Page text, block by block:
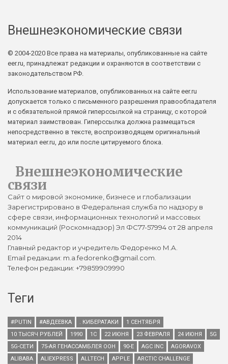
Внешнеэкономические связи
© 2004-2020 Все права на материалы, опубликованные на сайте
eer.ru, принадлежат редакции и охраняются в соответствии с
законодательством РФ.
Использование материалов, опубликованных на сайте eer.ru
допускается только с письменного разрешения правообладателя
и с обязательной прямой гиперссылкой на страницу, с которой
материал заимствован. Гиперссылка должна размещаться
непосредственно в тексте, воспроизводящем оригинальный
материал eer.ru, до или после цитируемого блока.
Внешнеэкономические
связи
Сайт о мировой экономике, бизнесе и глобализации
Зарегистрировано в Федеральная служба по надзору в
сфере связи, информационных технологий и массовых
коммуникаций (Роскомнадзор) Эл ФС77-57994 от 28 апреля
2014
Главный редактор и учредитель Федоренко М.А.
Email редакции: m.a.fedorenko@gmail.com.
Телефон редакции: +79859909990
Теги
#PUTIN #АВДЕЕВКА . КИБЕРАТАКИ
1 СЕНТЯБРЯ
10 ТЫСЯЧ РУБЛЕЙ
1990 1С 22 ИЮНЯ 23 ФЕВРАЛЯ 24 ИЮНЯ
5G
5G-СЕТИ
75-АЯ ГЕНАССАМБЛЕЯ ООН 90-Е AGC INC
AGORAVOX
ALIBABA
ALIEXPRESS ALLTECH APPLE
ARCTIC CHALLENGE